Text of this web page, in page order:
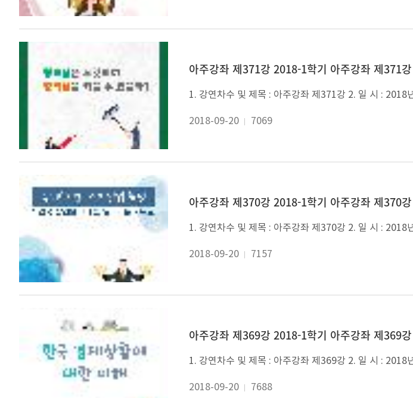
아주강좌 제371강 2018-1학기 아주강좌 제371강
2018-09-20 7069
아주강좌 제370강 2018-1학기 아주강좌 제370강
2018-09-20 7157
아주강좌 제369강 2018-1학기 아주강좌 제369강
2018-09-20 7688